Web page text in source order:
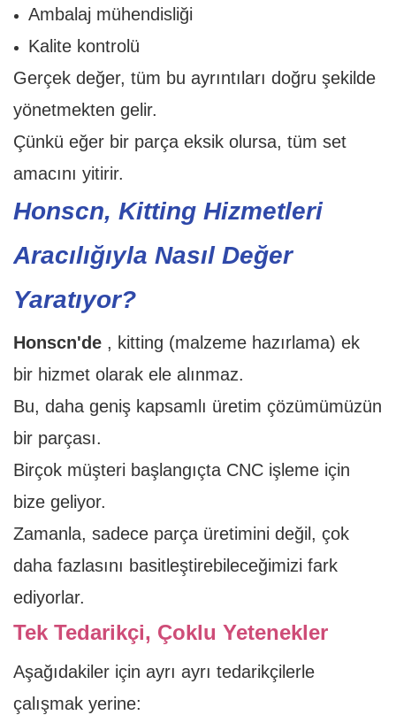
Ambalaj mühendisliği
Kalite kontrolü
Gerçek değer, tüm bu ayrıntıları doğru şekilde
yönetmekten gelir.
Çünkü eğer bir parça eksik olursa, tüm set
amacını yitirir.
Honscn, Kitting Hizmetleri
Aracılığıyla Nasıl Değer
Yaratıyor?
Honscn'de , kitting (malzeme hazırlama) ek
bir hizmet olarak ele alınmaz.
Bu, daha geniş kapsamlı üretim çözümümüzün
bir parçası.
Birçok müşteri başlangıçta CNC işleme için
bize geliyor.
Zamanla, sadece parça üretimini değil, çok
daha fazlasını basitleştirebileceğimizi fark
ediyorlar.
Tek Tedarikçi, Çoklu Yetenekler
Aşağıdakiler için ayrı ayrı tedarikçilerle
çalışmak yerine: